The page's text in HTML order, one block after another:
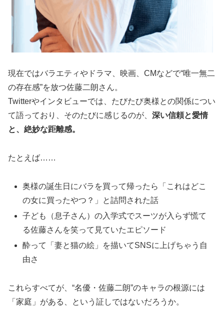
現在ではバラエティやドラマ、映画、CMなどで“唯一無二
の存在感”を放つ佐藤二朗さん。
Twitterやインタビューでは、たびたび奥様との関係につい
て語っており、そのたびに感じるのが、 深い信頼と愛情
と、絶妙な距離感。
たとえば……
奥様の誕生日にバラを買って帰ったら「これはどこ
の女に買ったやつ？」と詰問された話
子ども（息子さん）の入学式でスーツが入らず慌て
る佐藤さんを笑って見ていたエピソード
酔って「妻と猫の絵」を描いてSNSに上げちゃう自
由さ
これらすべてが、“名優・佐藤二朗”のキャラの根源には
「家庭」がある、という証しではないだろうか。